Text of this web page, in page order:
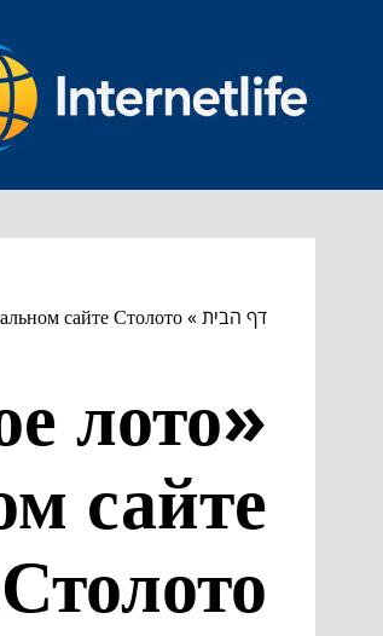
דף הבית»
сайте Столото.
лото»
сайте
Столото.